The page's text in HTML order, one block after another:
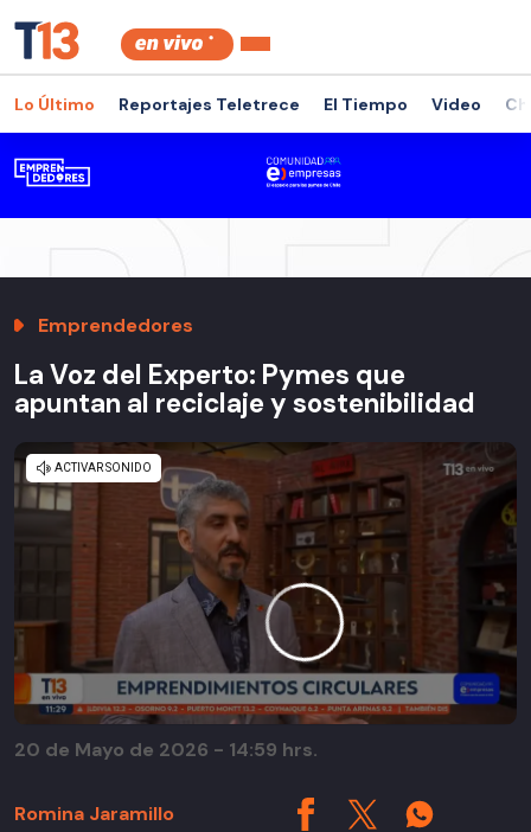
Lo Último Reportajes Teletrece El Tiempo Video
Emprendedores
La Voz del Experto: Pymes que
apuntan al reciclaje y sostenibilidad
Romina Jaramillo
20 de Mayo de 2026 - 14:59 hrs.